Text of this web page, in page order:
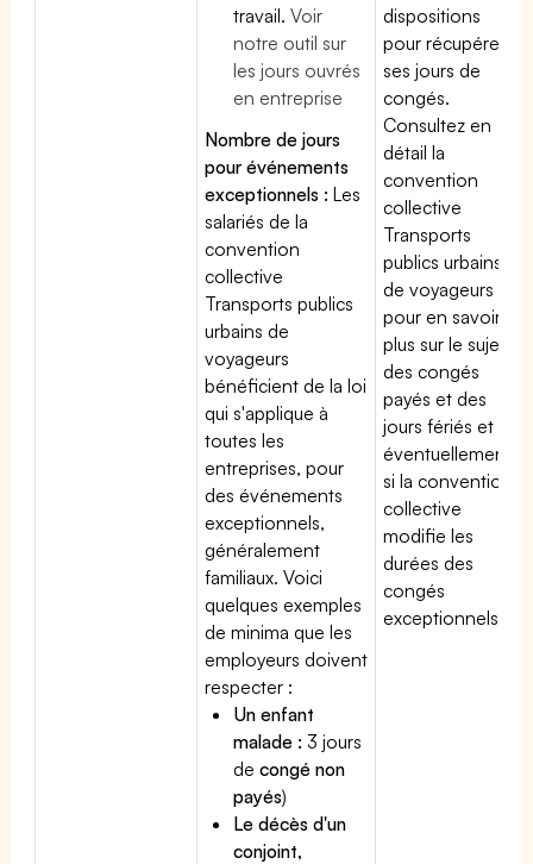
travail.Voir
notre outil sur
les jours ouvrés
en entreprise
Nombre de jours
pour événements
exceptionnels : Les
salariés de la
convention
collective
Transports publics
urbains de
voyageurs
bénéficient de la loi
qui s'applique à
toutes les
entreprises, pour
des événements
exceptionnels,
généralement
familiaux. Voici
quelques exemples
de minima que les
employeurs doivent
respecter :
Un enfant
malade : 3 jours
decongé non
payés)
Le décès d'un
conjoint,
dispositions
pour récupérer
ses jours de
congés.
Consultez en
détail la
convention
collective
Transports
publics urbains
de voyageurs
pour en savoir
plus sur le sujet
des congés
payés et des
jours fériés et
éventuellement
si la convention
collective
modifie les
durées des
congés
exceptionnels.